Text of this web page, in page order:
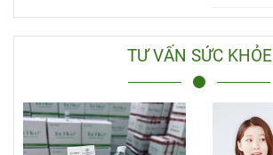
TƯ VẤN SỨC KHỎE